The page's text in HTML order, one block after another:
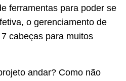
ferramentas para poder se
o gerenciamento de
cabeças para muitos
andar? Como não